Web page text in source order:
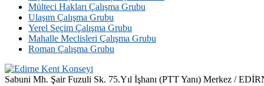
Mülteci Hakları Çalışma Grubu
Ulaşım Çalışma Grubu
Yerel Seçim Çalışma Grubu
Mahalle Meclisleri Çalışma Grubu
Roman Çalışma Grubu
Sabuni Mh. Şair Fuzuli Sk. 75.Yıl İşhanı (PTT Yanı) Merkez /